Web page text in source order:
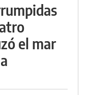
el mar